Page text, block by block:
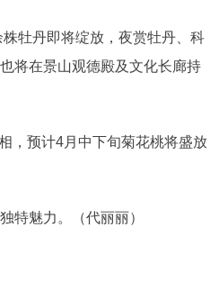
牡丹即将绽放，夜赏牡丹、科
将在景山观德殿及文化长廊持
，预计4月中下旬菊花桃将盛放
魅力。（代丽丽）